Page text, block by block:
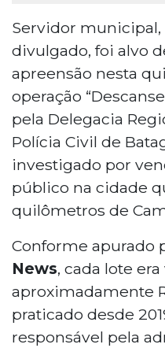
Servidor
divulgado, foi alvo
apreensão nesta
operação
pela Delegacia
Polícia Civil de
investigado por
público na cidade
quilômetros de
Conforme apurado
News, cada lote
aproximadamente
praticado desde
responsável pela